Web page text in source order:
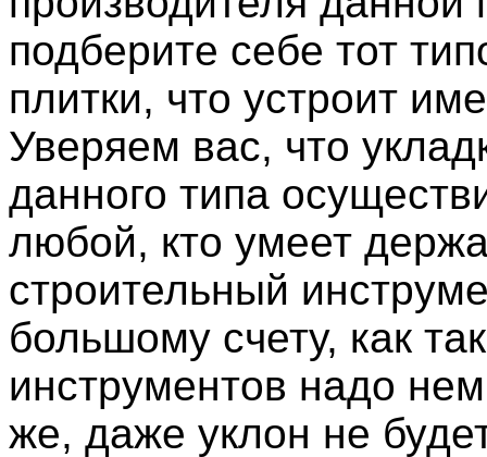
подберите себе тот
плитки, что устроит
Уверяем вас, что
данного типа
любой, кто умеет
строительный
большому счету, как
инструментов надо
же, даже уклон не